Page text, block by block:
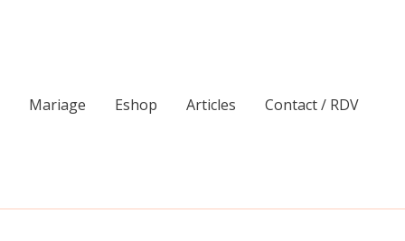
Mariage Eshop Articles Contact / RDV